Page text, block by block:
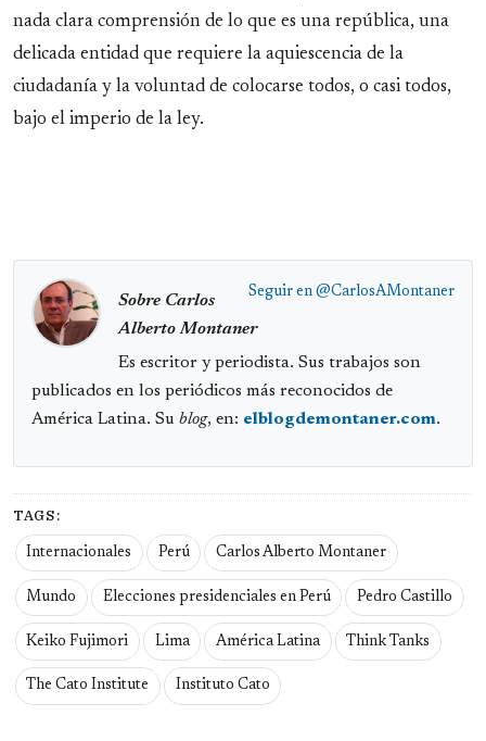
nada clara comprensión de lo que es una república, una
delicada entidad que requiere la aquiescencia de la
ciudadanía y la voluntad de colocarse todos, o casi todos,
bajo el imperio de la ley.
Seguir en @CarlosAMontaner
Sobre Carlos
Alberto Montaner
Es escritor y periodista. Sus trabajos son
publicados en los periódicos más reconocidos de
América Latina. Su blog, en: elblogdemontaner.com.
TAGS:
Internacionales Perú Carlos Alberto Montaner
Mundo Elecciones presidenciales en Perú Pedro Castillo
Keiko Fujimori Lima América Latina Think Tanks
The Cato Institute Instituto Cato